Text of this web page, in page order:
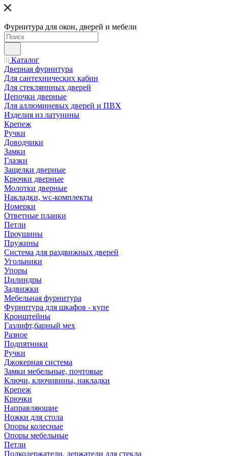
Фурнитура для окон, дверей и мебели
Каталог
Дверная фурнитура
Для сантехнических кабин
Для стекляннных дверей
Цепочки дверные
Для аллюминевых дверей и ПВХ
Изделия из латунины
Крепеж
Ручки
Доводчики
Замки
Глазки
Защелки дверные
Крючки дверные
Молотки дверные
Накладки, wc-комплекты
Номерки
Ответные планки
Петли
Проушины
Пружины
Система для раздвижных дверей
Угольники
Упоры
Цилиндры
Задвижки
Мебельная фурнитура
Фурнитура для шкафов - купе
Кронштейны
Газлифт,барный мех
Разное
Подпятники
Ручки
Джокерная система
Замки мебельные, почтовые
Ключи, ключивины, накладки
Крепеж
Крючки
Направляющие
Ножки для стола
Опоры колесные
Опоры мебельные
Петли
Полкодержатели, держатели для стекла